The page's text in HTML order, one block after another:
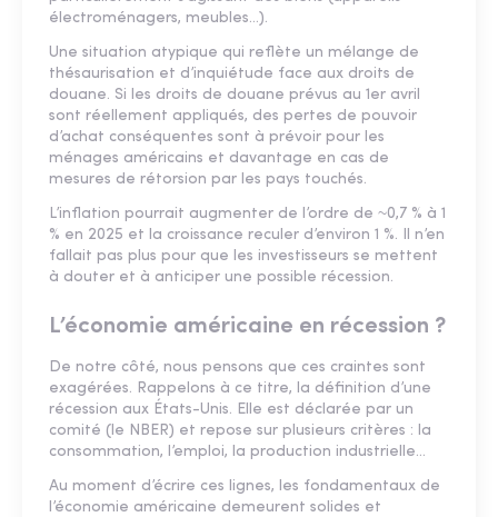
électroménagers, meubles…).
Une situation atypique qui reflète un mélange de
thésaurisation et d’inquiétude face aux droits de
douane. Si les droits de douane prévus au 1er avril
sont réellement appliqués, des pertes de pouvoir
d’achat conséquentes sont à prévoir pour les
ménages américains et davantage en cas de
mesures de rétorsion par les pays touchés.
L’inflation pourrait augmenter de l’ordre de ~0,7 % à 1
% en 2025 et la croissance reculer d’environ 1 %. Il n’en
fallait pas plus pour que les investisseurs se mettent
à douter et à anticiper une possible récession.
L’économie américaine en récession ?
De notre côté, nous pensons que ces craintes sont
exagérées. Rappelons à ce titre, la définition d’une
récession aux États-Unis. Elle est déclarée par un
comité (le NBER) et repose sur plusieurs critères : la
consommation, l’emploi, la production industrielle…
Au moment d’écrire ces lignes, les fondamentaux de
l’économie américaine demeurent solides et